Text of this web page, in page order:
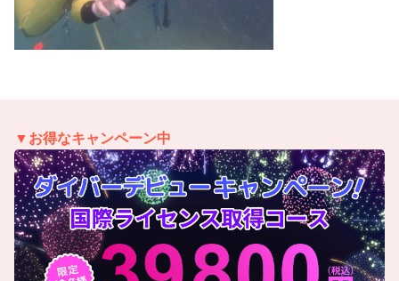
▼お得なキャンペーン中